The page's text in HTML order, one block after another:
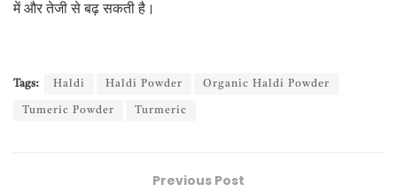
में और तेजी से बढ़ सकती है।
Tags: Haldi Haldi Powder Organic Haldi Powder
Tumeric Powder Turmeric
Previous Post